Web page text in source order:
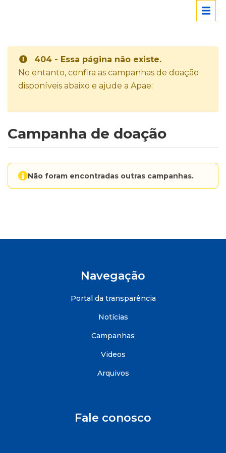
404 - Essa página não existe.
No entanto, confira as campanhas de doação
disponíveis abaixo e ajude a Apae:
Campanha de doação
Não foram encontradas outras campanhas.
Navegação
Portal da transparência
Notícias
Campanhas
Videos
Arquivos
Fale conosco